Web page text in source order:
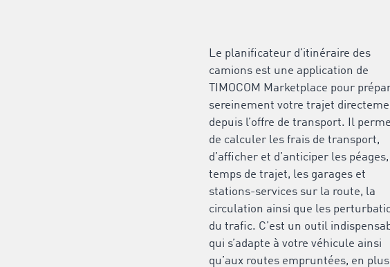
Le planificateur d’itinéraire des
camions est une application de
TIMOCOM Marketplace pour
sereinement votre trajet
depuis l’offre de transport. Il
de calculer les frais de transport,
d’afficher et d’anticiper les
temps de trajet, les garages et
stations-services sur la route, la
circulation ainsi que les
du trafic. C’est un outil
qui s’adapte à votre véhicule ainsi
qu’aux routes empruntées, en